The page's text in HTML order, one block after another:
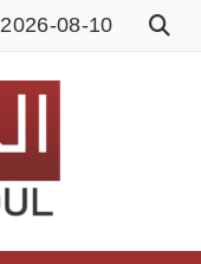
2026-08-10